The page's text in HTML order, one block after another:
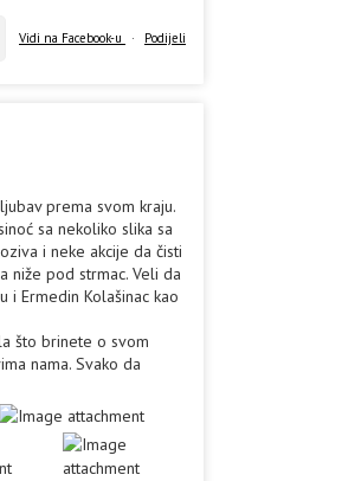
Vidi na Facebook-u · Podijeli
prema svom kraju.
sa nekoliko slika sa
i neke akcije da čisti
niže pod strmac. Veli da
i Ermedin Kolašinac kao
što brinete o svom
nama. Svako da